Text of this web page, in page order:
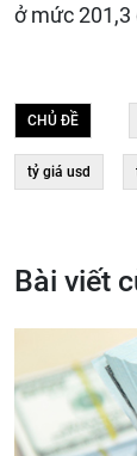
ở mức 201,3
CHỦ ĐỀ
tỷ giá usd
Bài viết